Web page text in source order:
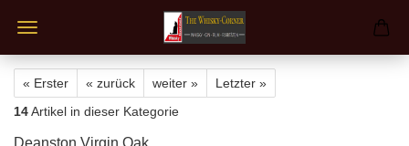
« Erster « zurück weiter »
Letzter »
14Artikel in dieser Kategorie
Deanston Virgin Oak